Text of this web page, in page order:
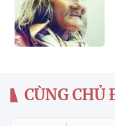
CÙNG CHỦ